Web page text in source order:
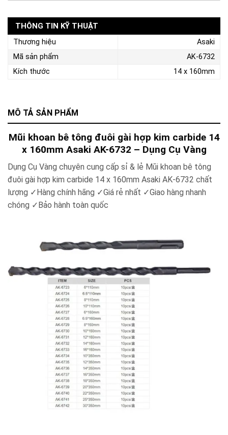
MÔ TẢ SẢN PHẨM
Mũi khoan bê tông đuôi gài hợp kim carbide 14
x 160mm Asaki AK-6732 – Dụng Cụ Vàng
Dụng Cụ Vàng chuyên cung cấp sỉ & lẻ Mũi khoan bê tông
đuôi gài hợp kim carbide 14 x 160mm Asaki AK-6732 chất
lượng ✓Hàng chính hãng ✓Giá rẻ nhất ✓Giao hàng nhanh
chóng ✓Bảo hành toàn quốc
THÔNG TIN KỸ THUẬT
Thương hiệu
Asaki
Mã sản phẩm
AK-6732
Kích thước
14 x 160mm